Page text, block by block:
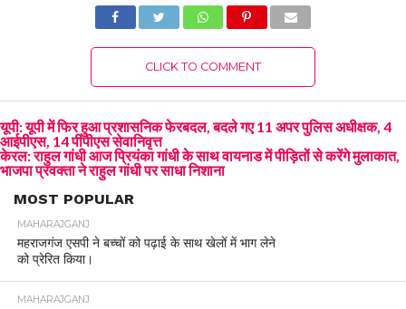
CLICK TO COMMENT
यूपी: यूपी में फिर हुआ प्रशासनिक फेरबदल, बदले गए 11 अपर पुलिस अधीक्षक, 4
आईपीएस, 14 पीपीएस सेवानिवृत्त
केरल: राहुल गांधी आज प्रियंका गांधी के साथ वायनाड में पीड़ितों से करेंगे मुलाकात,
भाजपा प्रवक्ता ने राहुल गांधी पर साधा निशाना
MOST POPULAR
MAHARAJGANJ
महराजगंज एसपी ने बच्चों को पढ़ाई के साथ खेलों में भाग लेने
को प्रेरित किया।
MAHARAJGANJ